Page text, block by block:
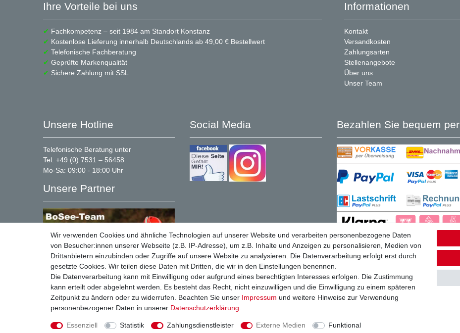
Ihre Vorteile bei uns
✔ Fachkompetenz – seit 1984 am Standort Konstanz
✔ Kostenlose Lieferung innerhalb Deutschlands ab 49,00 € Bestellwert
✔ Telefonische Fachberatung
✔ Geprüfte Markenqualität
✔ Sichere Zahlung mit SSL
Informationen
Kontakt
Versandkosten
Zahlungsarten
Stellenangebote
Über uns
Unser Team
Unsere Hotline
Telefonische Beratung unter
Tel. +49 (0) 7531 – 56458
Mo-Sa: 09:00 - 18:00 Uhr
Unsere Partner
Social Media Bezahlen Sie bequem per
Wir verwenden Cookies und ähnliche Technologien auf unserer Website und verarbeiten personenbezogene Daten
von Besucher:innen unserer Webseite (z.B. IP-Adresse), um z.B. Inhalte und Anzeigen zu personalisieren, Medien von
Drittanbietern einzubinden oder Zugriffe auf unsere Website zu analysieren. Die Datenverarbeitung erfolgt erst durch
gesetzte Cookies. Wir teilen diese Daten mit Dritten, die wir in den Einstellungen benennen.
Die Datenverarbeitung kann mit Einwilligung oder aufgrund eines berechtigten Interesses erfolgen. Die Zustimmung
kann erteilt oder abgelehnt werden. Es besteht das Recht, nicht einzuwilligen und die Einwilligung zu einem späteren
Zeitpunkt zu ändern oder zu widerrufen. Beachten Sie unser Impressum und weitere Hinweise zur Verwendung
personenbezogener Daten in unserer Daten­schutz­erklärung
Essenziell Statistik Zahlungsdienstleister Externe Medien
Funktional